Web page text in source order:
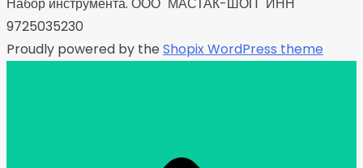
9725035230
Proudly powered by the Shopix WordPress theme